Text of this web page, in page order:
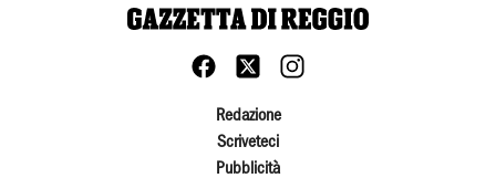
Redazione
Scriveteci
Pubblicità